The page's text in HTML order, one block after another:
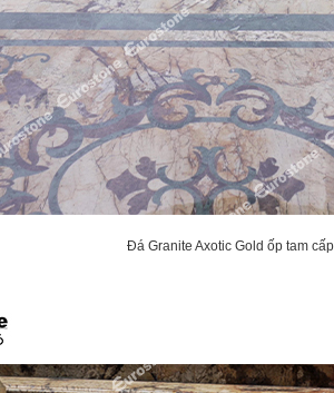
Đá Granite Axotic Gold ốp tam cấp